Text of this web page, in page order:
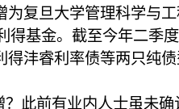
复旦大学管理科学与工
得基金。截至今年二季
得沣睿利率债等两只纯
此前有业内人士虽未确